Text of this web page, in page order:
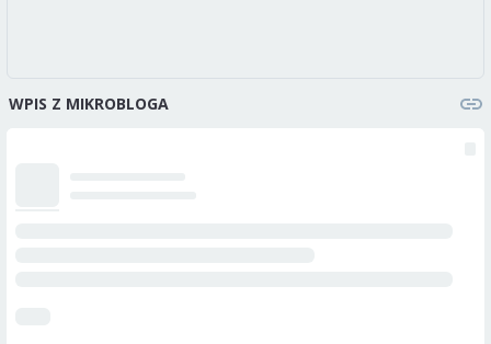
WPIS Z MIKROBLOGA